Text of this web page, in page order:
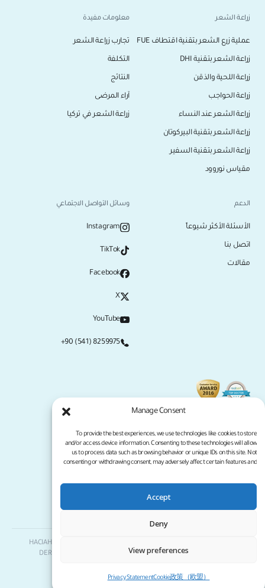
Manage Consent
To provide the best experiences, we use technologies like cookies to store
and/or access device information. Consenting to these technologies will allow
us to process data such as browsing behavior or unique IDs on this site. Not
consenting or withdrawing consent, may adversely affect certain features and
Accept
Deny
View preferences
Cookie政策（欧盟）
Privacy Statement
زراعة الشعر
عملية زرع الشعر بتقنية اقتطاف FUE
زراعة الشعر بتقنية DHI
زراعة اللحية والذقن
زراعة الحواجب
زراعة الشعر عند النساء
زراعة الشعر بتقنية البيركوتان
زراعة الشعر بتقنية السفير
مقياس نوروود
معلومات مفيدة
تجارب زراعة الشعر
التكلفة
النتائج
آراء المرضى
زراعة الشعر في تركيا
الدعم
الأسئلة الأكثر شيوعاً
اتصل بنا
مقالات
وسائل التواصل الاجتماعي
Instagram
TikTok
Facebook
X
YouTube
+90 (541) 8259975
سياسة الخصوصية
Clinicana لزراعة الشعر والجراحات التجميلية | HACIAHMET MAH. KURTULUS
DERESI CAD. NO: 15 -21 IC KAPI NO: 94 BEYOGLU/ ISTANBUL |